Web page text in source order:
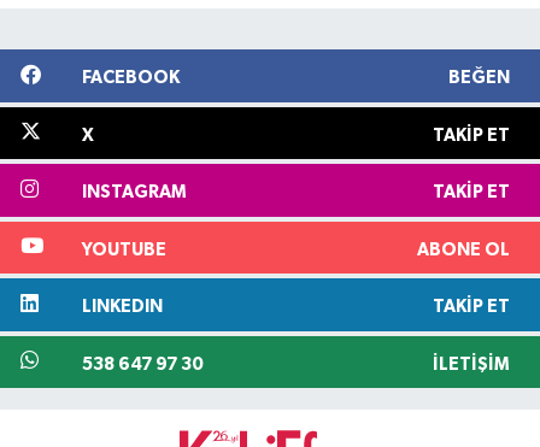
FACEBOOK BEĞEN
X TAKIP ET
INSTAGRAM TAKIP ET
YOUTUBE ABONE OL
LINKEDIN TAKIP ET
538 647 97 30 İLETIŞIM